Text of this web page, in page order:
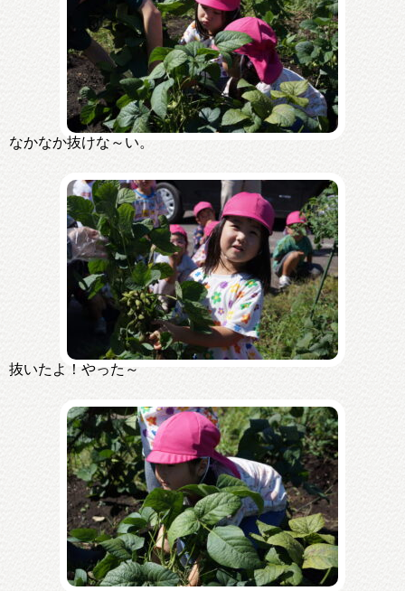
なかなか抜けな～い。
抜いたよ！やった～